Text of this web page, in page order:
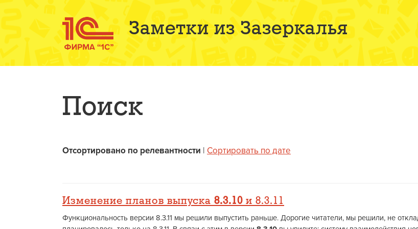
Заметки из Зазеркалья
Поиск
Отсортировано по релевантности | Сортировать по дате
Изменение планов выпуска 8.3.10 и 8.3.11
Функциональность версии 8.3.11 мы решили выпустить раньше. Дорогие читатели, мы решили, не